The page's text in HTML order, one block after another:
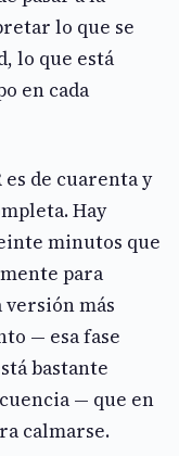
lo que se
lo que está
en cada
es de cuarenta y
Hay
minutos que
para
versión más
— esa fase
bastante
— que en
calmarse.